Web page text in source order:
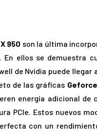
950 son la última
. En ellos se demuestra
de Nvidia puede llegar
de las gráficas
energía adicional de
PCIe. Estos nuevos
con un